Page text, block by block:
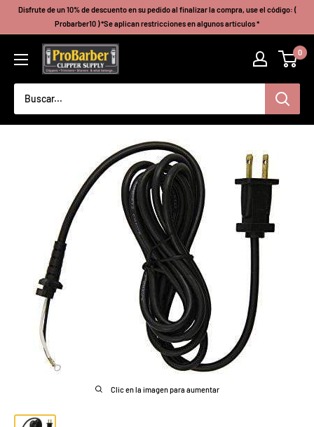
contenido
Disfrute de un 10% de descuento en su pedido al finalizar la compra, use el código: (
Probarber10 ) *Se aplican restricciones en algunos artículos *
Probarberclippersupply 0
Clic en la imagen para aumentar